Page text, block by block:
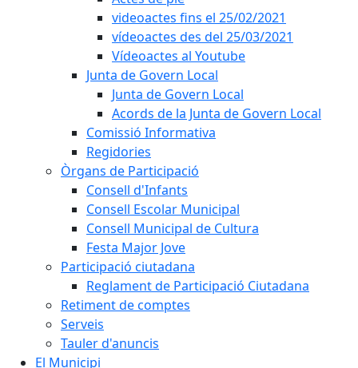
videoactes fins el 25/02/2021
vídeoactes des del 25/03/2021
Vídeoactes al Youtube
Junta de Govern Local
Junta de Govern Local
Acords de la Junta de Govern Local
Comissió Informativa
Regidories
Òrgans de Participació
Consell d'Infants
Consell Escolar Municipal
Consell Municipal de Cultura
Festa Major Jove
Participació ciutadana
Reglament de Participació Ciutadana
Retiment de comptes
Serveis
Tauler d'anuncis
El Municipi